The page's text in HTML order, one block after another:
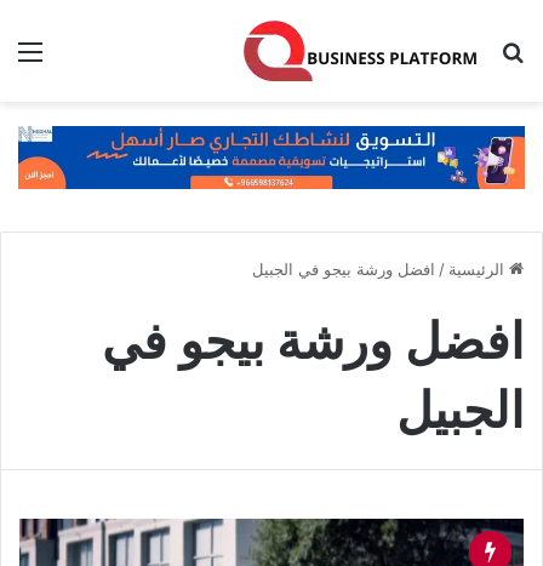
بحث عن
الرئيسية / افضل ورشة بيجو في الجبيل
افضل ورشة بيجو في
الجبيل